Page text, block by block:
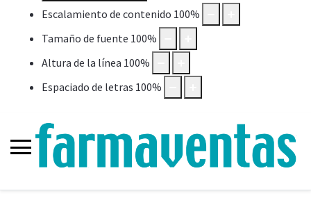
Escalamiento de contenido 100%
Tamaño de fuente 100%
Altura de la línea 100%
Espaciado de letras 100%